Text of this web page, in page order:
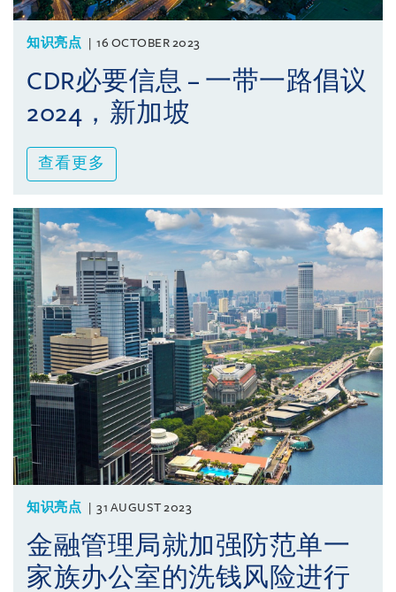
知识亮点 16 OCTOBER 2023
CDR必要信息 – 一带一路倡议
2024，新加坡
查看更多
知识亮点 31 AUGUST 2023
金融管理局就加强防范单一
家族办公室的洗钱风险进行